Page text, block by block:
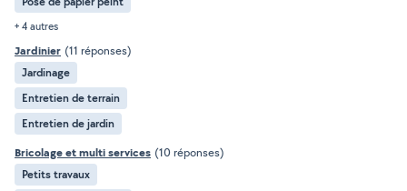
+ 4 autres
Jardinier (11 réponses)
Jardinage
Entretien de terrain
Entretien de jardin
Bricolage et multi services (10 réponses)
Petits travaux